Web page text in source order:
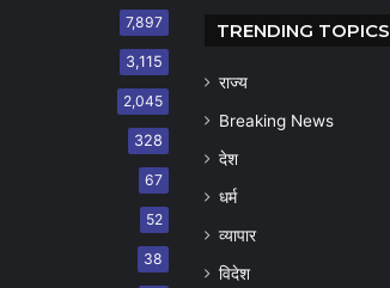
7,897
3,115
2,045
328
67
52
38
TRENDING TOPICS
राज्य
Breaking News
देश
धर्म
व्यापार
विदेश